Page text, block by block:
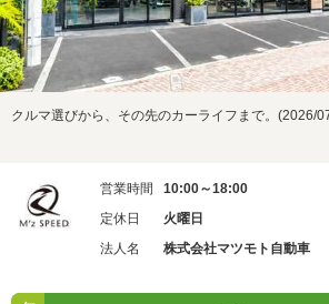
クルマ選びから、その先のカーライフまで。(2026/
営業時間
10:00～18:00
定休日
火曜日
法人名
株式会社マツモト自動車